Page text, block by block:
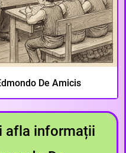
De Amicis
afla informații